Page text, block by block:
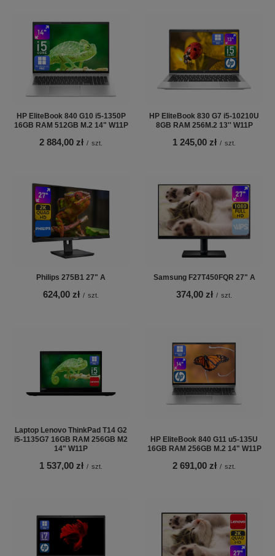
HP EliteBook 840 G10 i5-1350P
16GB RAM 512GB M.2 14" W11P
2 884,00 zł / szt.
HP EliteBook 830 G7 i5-10210U
8GB RAM 256M.2 13'' W11P
1 245,00 zł / szt.
Philips 275B1 27" A
624,00 zł / szt.
Samsung F27T450FQR 27" A
374,00 zł / szt.
Laptop Lenovo ThinkPad T14 G2
i5-1135G7 16GB RAM 256GB M2
14" W11P
1 537,00 zł / szt.
HP EliteBook 840 G11 u5-135U
16GB RAM 256GB M.2 14" W11P
2 691,00 zł / szt.